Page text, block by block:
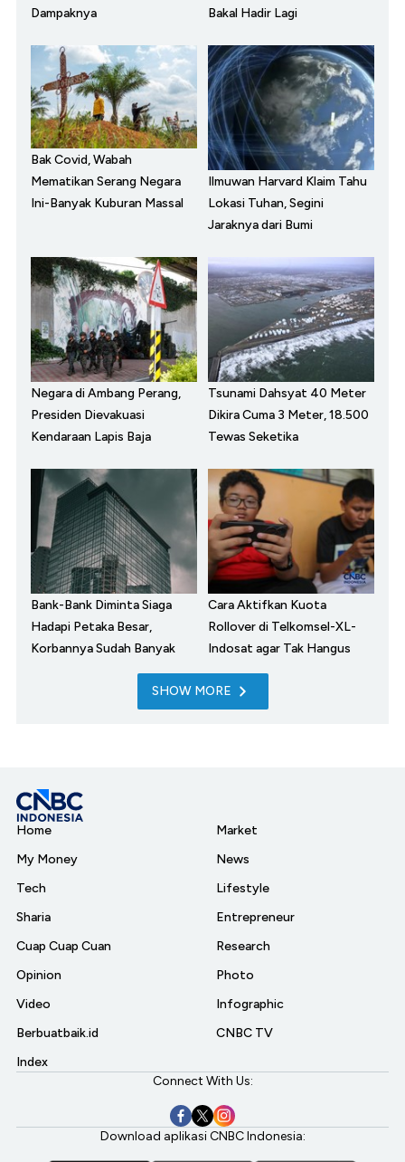
Dampaknya
Bakal Hadir Lagi
Bak Covid, Wabah
Mematikan Serang Negara
Ini-Banyak Kuburan Massal
Ilmuwan Harvard Klaim Tahu
Lokasi Tuhan, Segini
Jaraknya dari Bumi
Negara di Ambang Perang,
Presiden Dievakuasi
Kendaraan Lapis Baja
Tsunami Dahsyat 40 Meter
Dikira Cuma 3 Meter, 18.500
Tewas Seketika
Bank-Bank Diminta Siaga
Hadapi Petaka Besar,
Korbannya Sudah Banyak
Cara Aktifkan Kuota
Rollover di Telkomsel-XL-
Indosat agar Tak Hangus
SHOW MORE
Home
My Money
Tech
Sharia
Cuap Cuap Cuan
Opinion
Video
Berbuatbaik.id
Index
Market
News
Lifestyle
Entrepreneur
Research
Photo
Infographic
CNBC TV
Connect With Us:
Download aplikasi CNBC Indonesia: